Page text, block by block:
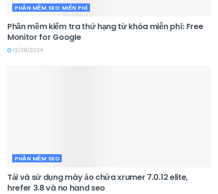
PHẦN MỀM SEO MIỄN PHÍ
Phần mềm kiểm tra thứ hạng từ khóa miễn phí: Free
Monitor for Google
12/08/2024
PHẦN MỀM SEO
Tải và sử dụng máy ảo chứa xrumer 7.0.12 elite,
hrefer 3.8 và no hand seo